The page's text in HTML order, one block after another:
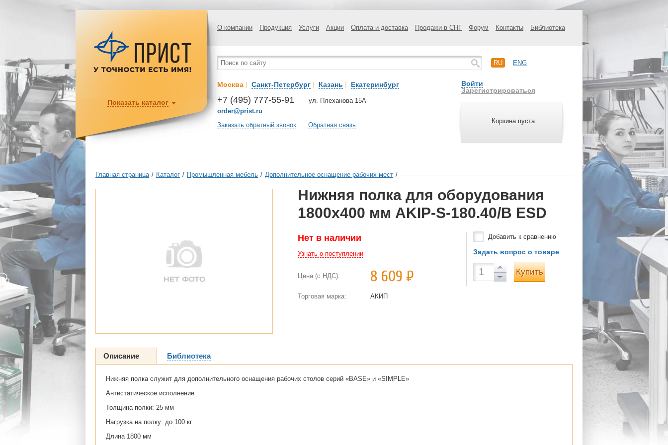
О компании Продукция Услуги Акции Оплата и доставка Продажи в СНГ Форум Контакты Библиотека
RU ENG
Москва | Санкт-Петербург | Казань | Екатеринбург
+7 (495) 777-55-91
order@prist.ru
ул. Плеханова 15А
Заказать обратный звонок Обратная связь
Войти
Зарегистрироваться
Корзина пуста
Показать каталог
Главная страница / Каталог / Промышленная мебель / Дополнительное оснащение рабочих мест /
Нижняя полка для оборудования
1800х400 мм AKIP-S-180.40/B ESD
Нет в наличии
Узнать о поступлении
Цена (с НДС): 8 609 Р
Торговая марка: АКИП
Добавить к сравнению
Задать вопрос о товаре
Купить
Описание Библиотека
Нижняя полка служит для дополнительного оснащения рабочих столов серий «BASE» и «SIMPLE»
Антистатическое исполнение
Толщина полки: 25 мм
Нагрузка на полку: до 100 кг
Длина 1800 мм